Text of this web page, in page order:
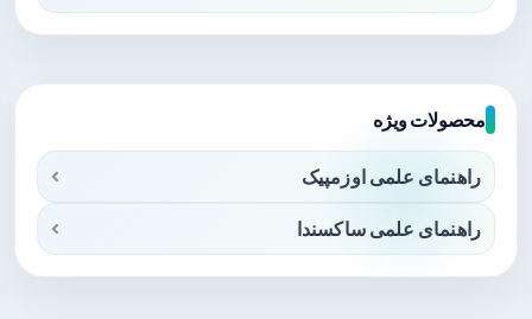
محصولات ویژه
راهنمای علمی اوزمپیک
راهنمای علمی ساکسندا